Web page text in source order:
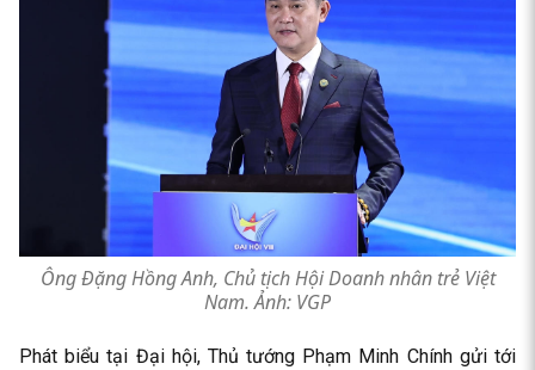
Ông Đặng Hồng Anh, Chủ tịch Hội Doanh nhân trẻ Việt
Nam. Ảnh: VGP
Phát biểu tại Đại hội, Thủ tướng Phạm Minh Chính gửi tới